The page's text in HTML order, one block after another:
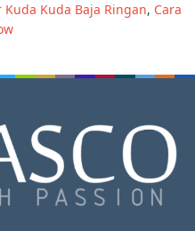
Kuda Kuda Baja Ringan, Cara